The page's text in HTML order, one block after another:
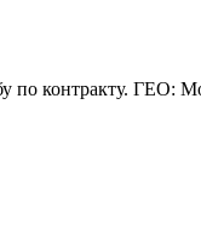
контракту. ГЕО: